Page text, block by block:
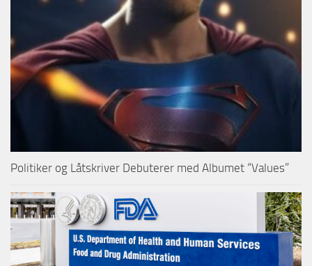
Politiker og Låtskriver Debuterer med Albumet “Values”